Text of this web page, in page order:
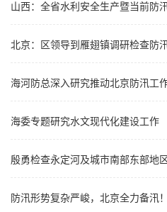
山西：全省水利安全生产暨当前防
北京：区领导到雁翅镇调研检查防
海河防总深入研究推动北京防汛工
海委专题研究水文现代化建设工作
殷勇检查永定河及城市南部东部地
防汛形势复杂严峻，北京全力备汛